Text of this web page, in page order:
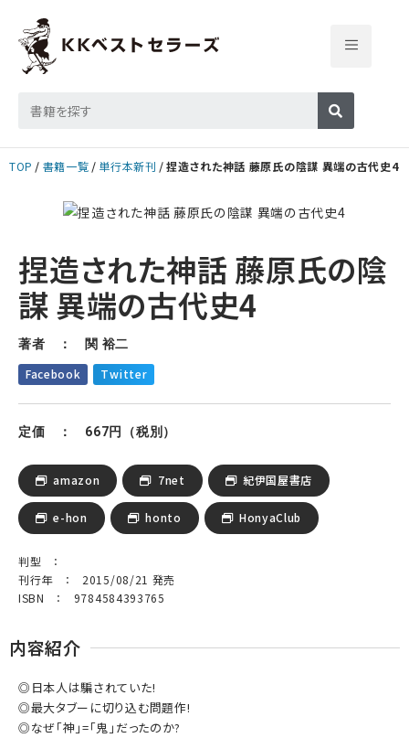
TOP 書籍一覧 単行本新刊 捏造された神話 藤原氏の陰謀 異端の古代史4
捏造された神話 藤原氏の陰
謀 異端の古代史4
著者 ： 関 裕二
Facebook Twitter
定価 ： 667円（税別）
amazon 7net 紀伊国屋書店
e-hon honto HonyaClub
判型 ：
刊行年 ： 2015/08/21 発売
ISBN ： 9784584393765
内容紹介
◎日本人は騙されていた!
◎最大タブーに切り込む問題作!
◎なぜ「神」=「鬼」だったのか?